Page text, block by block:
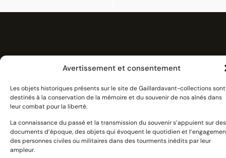
Avertissement et consentement
Les objets historiques présents sur le site de Gaillardavant-collections sont
destinés à la conservation de la mémoire et du souvenir de nos aînés dans
leur combat pour la liberté.
La connaissance du passé et la transmission du souvenir s’appuient sur des
documents d’époque, des objets qui évoquent le quotidien et
des personnes civiles ou militaires dans des tourments inédits par leur
ampleur.